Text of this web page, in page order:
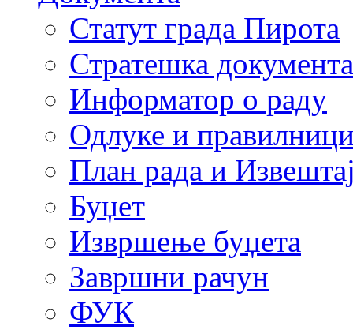
Статут града Пирота
Стратешка документа
Информатор о раду
Одлуке и
План рада и
Буџет
Извршење буџета
Завршни рачун
ФУК